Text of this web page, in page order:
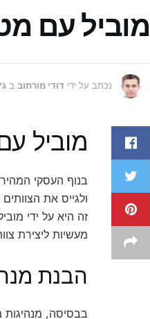
מוביל עם
נכתב על ידי דודי מורתוב ב
מוביל
בנוף העסקי
ולגייס את
זה היא על ידי
מעשיות ליצירת
הבנת
בבסיסה, מנהיגות